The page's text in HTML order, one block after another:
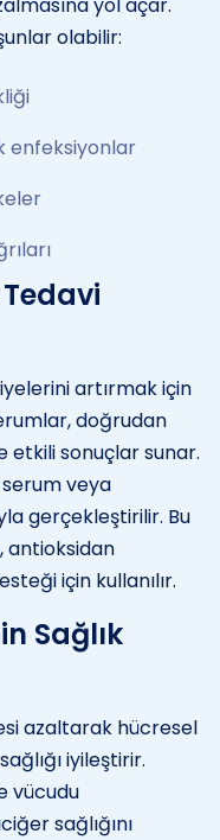
olabilir:
enfeksiyonlar
artırmak için
doğrudan
etkili sonuçlar sunar.
veya
gerçekleştirilir. Bu
antioksidan
için kullanılır.
Sağlık
azaltarak hücresel
iyileştirir.
vücudu
sağlığını